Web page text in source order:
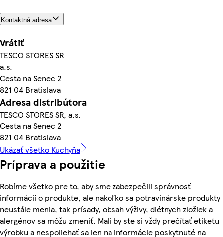
Kontaktná adresa
Vrátiť
TESCO STORES SR
a.s.
Cesta na Senec 2
821 04 Bratislava
Adresa distribútora
TESCO STORES SR, a.s.
Cesta na Senec 2
821 04 Bratislava
Ukázať všetko Kuchyňa
Príprava a použitie
Robíme všetko pre to, aby sme zabezpečili správnosť
informácií o produkte, ale nakoľko sa potravinárske produkty
neustále menia, tak prísady, obsah výživy, diétnych zložiek a
alergénov sa môžu zmeniť. Mali by ste si vždy prečítať etiketu
výrobku a nespoliehať sa len na informácie poskytnuté na